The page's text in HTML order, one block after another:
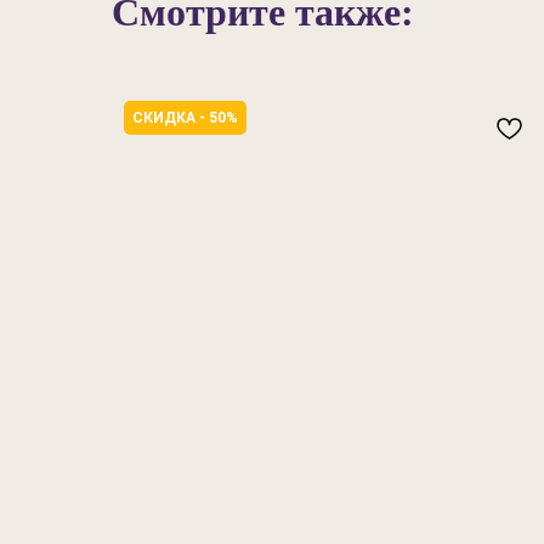
Смотрите также:
СКИДКА - 50%